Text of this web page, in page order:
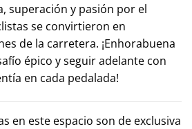
superación y pasión por el
se convirtieron en
de la carretera. ¡Enhorabuena
épico y seguir adelante con
en cada pedalada!
en este espacio son de exclusiva